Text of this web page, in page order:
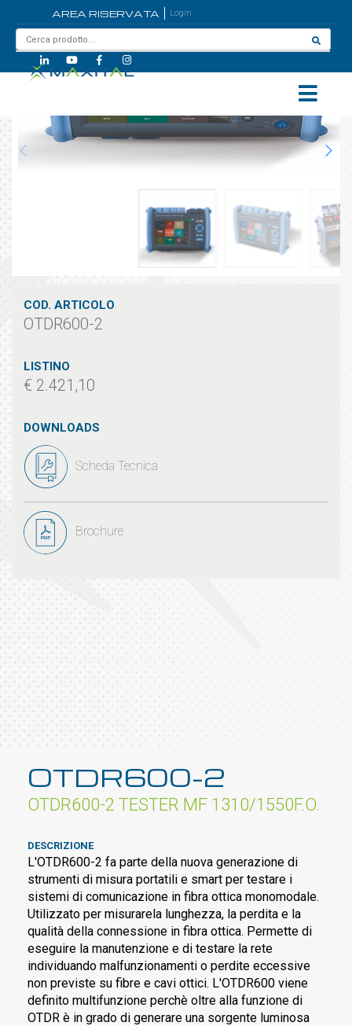
AREA RISERVATA Login
OTDR600-2
COD. ARTICOLO
OTDR600-2
LISTINO
€ 2.421,10
DOWNLOADS
Scheda Tecnica
Brochure
OTDR600-2
OTDR600-2 TESTER MF 1310/1550F.O.
DESCRIZIONE
L'OTDR600-2 fa parte della nuova generazione di
strumenti di misura portatili e smart per testare i
sistemi di comunicazione in fibra ottica monomodale.
Utilizzato per misurarela lunghezza, la perdita e la
qualità della connessione in fibra ottica. Permette di
eseguire la manutenzione e di testare la rete
individuando malfunzionamenti o perdite eccessive
non previste su fibre e cavi ottici. L'OTDR600 viene
definito multifunzione perchè oltre alla funzione di
OTDR è in grado di generare una sorgente luminosa